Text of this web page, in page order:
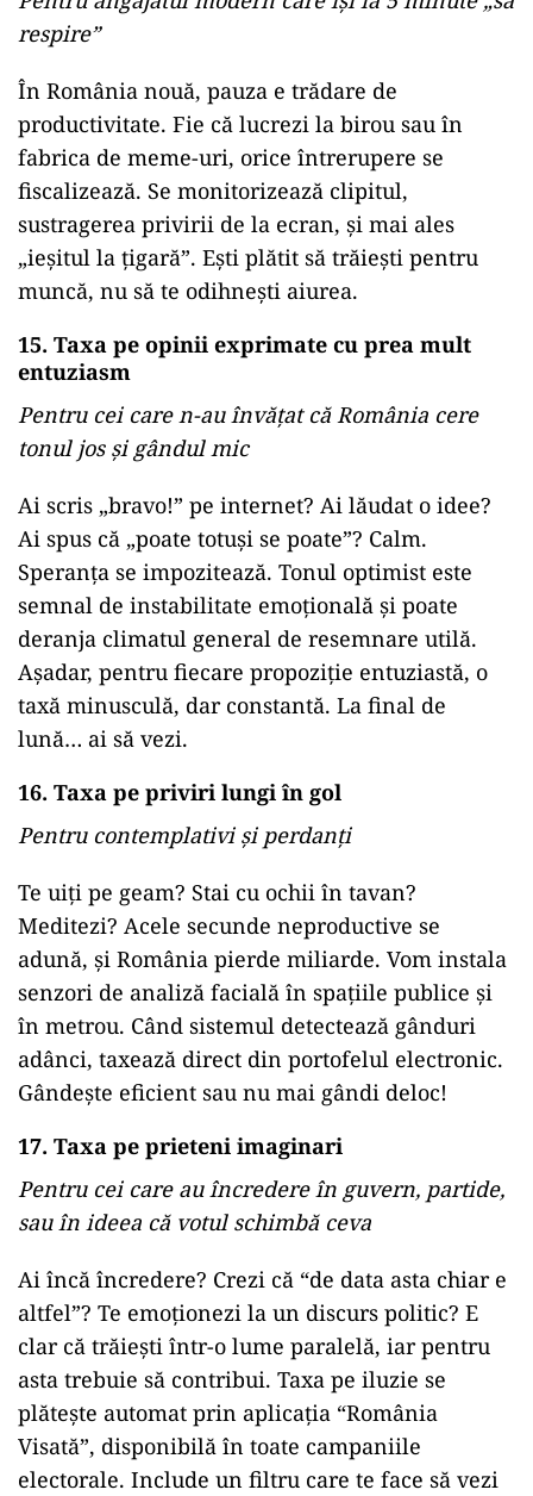
respire”
În România nouă, pauza e trădare de
productivitate. Fie că lucrezi la birou sau în
fabrica de meme-uri, orice întrerupere se
fiscalizează. Se monitorizează clipitul,
sustragerea privirii de la ecran, și mai ales
„ieșitul la țigară”. Ești plătit să trăiești pentru
muncă, nu să te odihnești aiurea.
15. Taxa pe opinii exprimate cu prea mult
entuziasm
Pentru cei care n-au învățat că România cere
tonul jos și gândul mic
Ai scris „bravo!” pe internet? Ai lăudat o idee?
Ai spus că „poate totuși se poate”? Calm.
Speranța se impozitează. Tonul optimist este
semnal de instabilitate emoțională și poate
deranja climatul general de resemnare utilă.
Așadar, pentru fiecare propoziție entuziastă, o
taxă minusculă, dar constantă. La final de
lună… ai să vezi.
16. Taxa pe priviri lungi în gol
Pentru contemplativi și perdanți
Te uiți pe geam? Stai cu ochii în tavan?
Meditezi? Acele secunde neproductive se
adună, și România pierde miliarde. Vom instala
senzori de analiză facială în spațiile publice și
în metrou. Când sistemul detectează gânduri
adânci, taxează direct din portofelul electronic.
Gândește eficient sau nu mai gândi deloc!
17. Taxa pe prieteni imaginari
Pentru cei care au încredere în guvern, partide,
sau în ideea că votul schimbă ceva
Ai încă încredere? Crezi că “de data asta chiar e
altfel”? Te emoționezi la un discurs politic? E
clar că trăiești într-o lume paralelă, iar pentru
asta trebuie să contribui. Taxa pe iluzie se
plătește automat prin aplicația “România
Visată”, disponibilă în toate campaniile
electorale. Include un filtru care te face să vezi